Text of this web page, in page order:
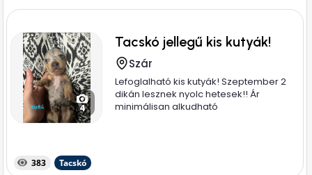
4
Tacskó jellegű kis kutyák!
Szár
Lefoglalható kis kutyák! Szeptember 2
dikán lesznek nyolc hetesek!! Ár
minimálisan alkudható
383 Tacskó